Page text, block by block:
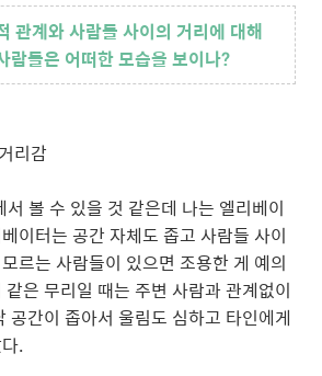
관계와 사람들 사이의 거리에 대해
람들은 어떠한 모습을 보이나?
리감
볼 수 있을 것 같은데 나는 엘리베이
이터는 공간 자체도 좁고 사람들 사이
르는 사람들이 있으면 조용한 게 예의
은 무리일 때는 주변 사람과 관계없이
공간이 좁아서 울림도 심하고 타인에게
.